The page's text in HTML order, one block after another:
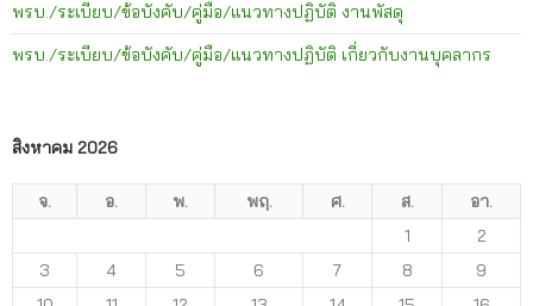
พรบ./ระเบียบ/ข้อบังคับ/คู่มือ/แนวทางปฏิบัติ งานพัสดุ
พรบ./ระเบียบ/ข้อบังคับ/คู่มือ/แนวทางปฏิบัติ เกี่ยวกับงานบุคลากร
สิงหาคม 2026
จ. อ. พ. พฤ. ศ. ส.
อา.
1
2
3
4 5 6 7 8
9